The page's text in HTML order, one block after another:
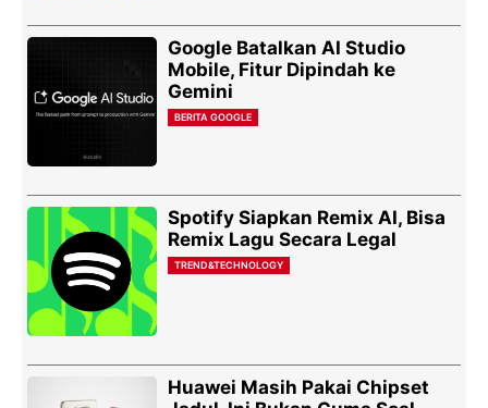
Google Batalkan AI Studio
Mobile, Fitur Dipindah ke
Gemini
BERITA GOOGLE
Spotify Siapkan Remix AI, Bisa
Remix Lagu Secara Legal
TREND&TECHNOLOGY
Huawei Masih Pakai Chipset